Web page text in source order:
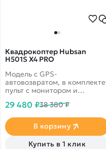
Квадрокоптер Hubsan
H501S X4 PRO
Модель с GPS-
автовозвратом, в комплекте
пульт с монитором и
29 480 ₽38 380 ₽
В корзину
Купить в 1 клик